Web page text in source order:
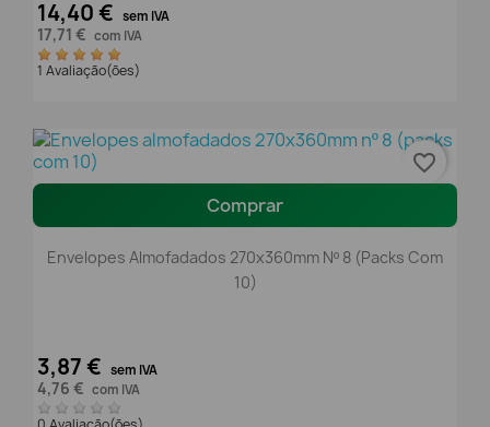
14,40 € sem IVA
17,71 € com IVA
1 Avaliação(ões)
Comprar
Envelopes Almofadados 270x360mm Nº 8 (packs Com
10)
3,87 € sem IVA
4,76 € com IVA
favorite_border